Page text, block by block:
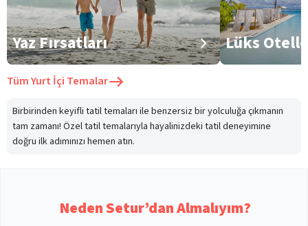
Yaz Fırsatları Lüks
TümYurt İçi Temalar
Birbirinden keyifli tatil temaları ile benzersiz bir yolculuğa çıkmanın
tam zamanı! Özel tatil temalarıyla hayalinizdeki tatil deneyimine
doğru ilk adımınızı hemen atın.
Neden Setur’dan Almalıyım?